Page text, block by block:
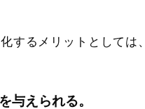
するメリットとしては、
与えられる。